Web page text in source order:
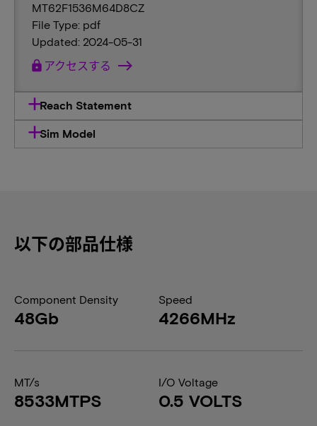
MT62F1536M64D8CZ
File Type: pdf
Updated: 2024-05-31
lock アクセスする
Reach Statement
Sim Model
以下の部品仕様
Component Density
48Gb
Speed
4266MHz
MT/s
8533MTPS
I/O Voltage
0.5 VOLTS